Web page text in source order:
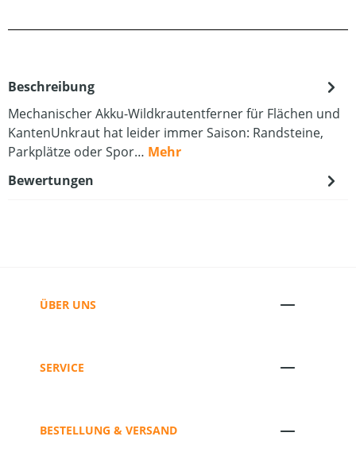
Beschreibung
Mechanischer Akku-Wildkrautentferner für Flächen und
KantenUnkraut hat leider immer Saison: Randsteine,
Parkplätze oder Spor… Mehr
Bewertungen
ÜBER UNS
SERVICE
BESTELLUNG & VERSAND